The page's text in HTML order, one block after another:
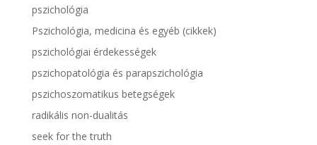
pszichológia
Pszichológia, medicina és egyéb (cikkek)
pszichológiai érdekességek
pszichopatológia és parapszichológia
pszichoszomatikus betegségek
radikális non-dualitás
seek for the truth